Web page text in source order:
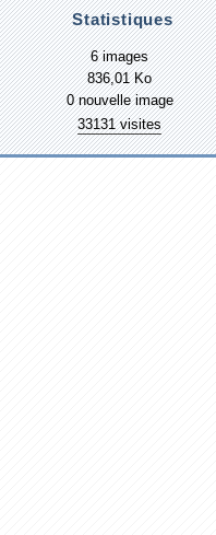
Statistiques
6 images
836,01 Ko
0 nouvelle image
33131 visites